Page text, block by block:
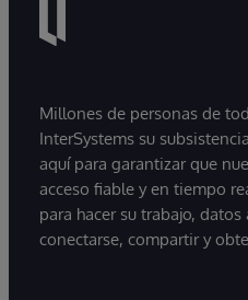
Millones de personas de
InterSystems su
aquí para garantizar que
acceso fiable y en tiempo
para hacer su trabajo,
conectarse, compartir y